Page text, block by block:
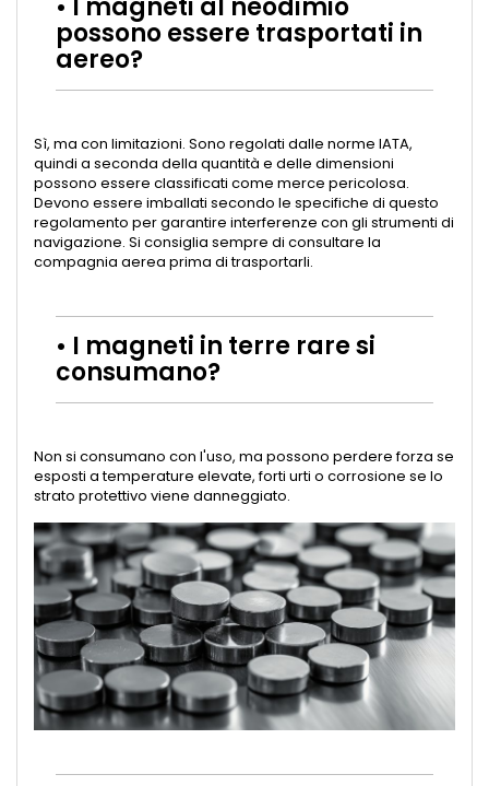
• I magneti al neodimio
possono essere trasportati in
aereo?
Sì, ma con limitazioni. Sono regolati dalle norme IATA,
quindi a seconda della quantità e delle dimensioni
possono essere classificati come merce pericolosa.
Devono essere imballati secondo le specifiche di questo
regolamento per garantire interferenze con gli strumenti di
navigazione. Si consiglia sempre di consultare la
compagnia aerea prima di trasportarli.
• I magneti in terre rare si
consumano?
Non si consumano con l'uso, ma possono perdere forza se
esposti a temperature elevate, forti urti o corrosione se lo
strato protettivo viene danneggiato.